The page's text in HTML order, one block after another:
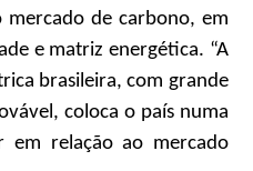
de carbono, em
e matriz energética. “A
brasileira, com grande
coloca o país numa
em relação ao mercado